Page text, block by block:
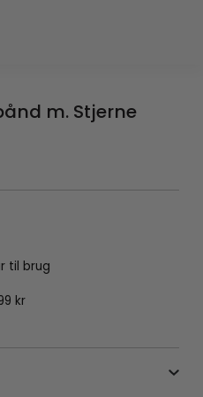
m. Stjerne
til brug
kr